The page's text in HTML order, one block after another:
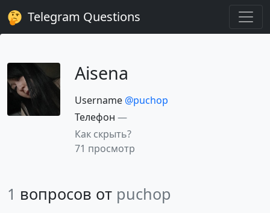
Telegram Questions
Aisena
Username @puchop
Телефон —
Как скрыть?
71 просмотр
1 вопросов от puchop